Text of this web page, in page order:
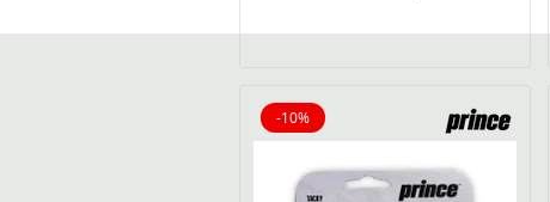
-10%
10% reduziert